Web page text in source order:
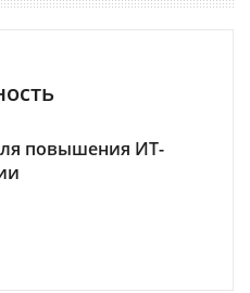
повышения ИТ-